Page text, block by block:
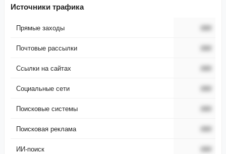
Источники трафика
Прямые заходы ###
Почтовые рассылки ###
Ссылки на сайтах ###
Социальные сети ###
Поисковые системы ###
Поисковая реклама ###
ИИ-поиск ###